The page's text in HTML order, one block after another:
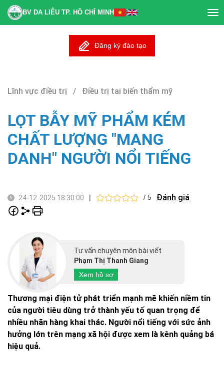
BV DA LIỄU TP. HỒ CHÍ MINH
Đăng ký đào tạo
Lĩnh vực điều trị / Điều trị tai biến thẩm mỹ
LỌT BẪY MỸ PHẨM KÉM
CHẤT LƯỢNG "MANG
DANH" NGƯỜI NỔI TIẾNG
24-12-2025 18:30:00 | / 5 Đánh giá
Tư vấn chuyên môn bài viết
Phạm Thị Thanh Giang
Xem hồ sơ
Thương mại điện tử phát triển mạnh mẽ khiến niềm tin
của người tiêu dùng trở thành yếu tố quan trọng để
nhiều nhãn hàng khai thác. Người nổi tiếng với sức ảnh
hưởng lớn trên mạng xã hội được xem là kênh quảng bá
hiệu quả.